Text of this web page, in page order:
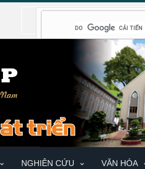
NGHIÊN CỨU VĂN HÓA